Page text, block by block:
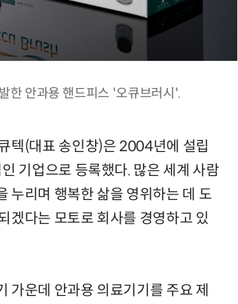
한 안과용 핸드피스 '오큐브러시'.
텍(대표 송인창)은 2004년에 설립
기업으로 등록했다. 많은 세계 사람
누리며 행복한 삶을 영위하는 데 도
겠다는 모토로 회사를 경영하고 있
가운데 안과용 의료기기를 주요 제